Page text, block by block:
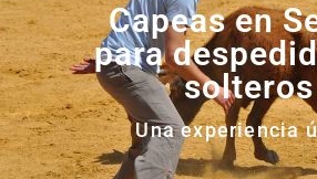
Capeas en
para
solteros
Una experiencia